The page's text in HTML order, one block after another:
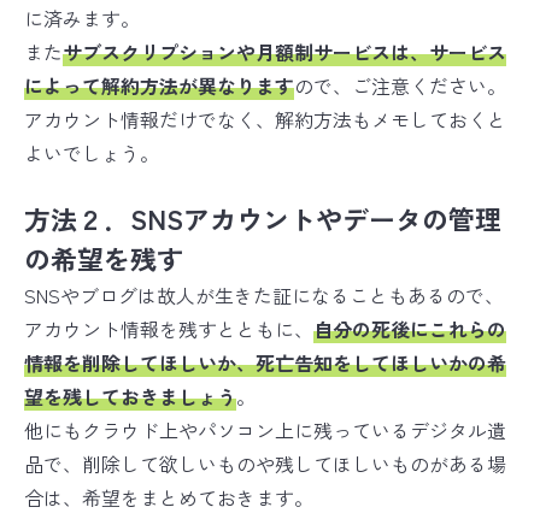
に済みます。
またサブスクリプションや月額制サービスは、サービス
によって解約方法が異なりますので、ご注意ください。
アカウント情報だけでなく、解約方法もメモしておくと
よいでしょう。
方法２．SNSアカウントやデータの管理
の希望を残す
SNSやブログは故人が生きた証になることもあるので、
アカウント情報を残すとともに、 自分の死後にこれらの
情報を削除してほしいか、死亡告知をしてほしいかの希
望を残しておきましょう。
他にもクラウド上やパソコン上に残っているデジタル遺
品で、削除して欲しいものや残してほしいものがある場
合は、希望をまとめておきます。